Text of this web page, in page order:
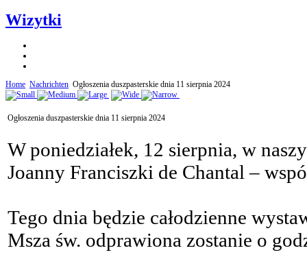
Wizytki
Home Nachrichten Ogłoszenia duszpasterskie dnia 11 sierpnia 2024
Ogłoszenia duszpasterskie dnia 11 sierpnia 2024
W poniedziałek, 12 sierpnia, w
Joanny Franciszki de Chantal –
Tego dnia będzie całodzienne
Msza św. odprawiona zostanie o